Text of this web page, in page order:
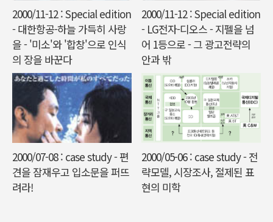
2000/11-12 : Special edition
- 대한항공-하늘 가득히 사랑
을 - '미소'와 '합창'으로 인식
의 장을 바꾼다
2000/11-12 : Special edition
- LG전자-디오스 - 지펠을 넘
어 1등으로 - 그 광고전략의
안과 밖
2000/07-08 : case study - 편
견을 잠재우고 입소문을 퍼뜨
려라!
2000/05-06 : case study - 전
략모델, 시장조사, 절제된 표
현의 미학